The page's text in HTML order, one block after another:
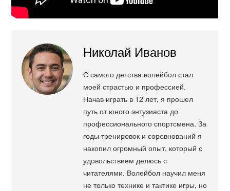
Николай Иванов
С самого детства волейбол стал
моей страстью и профессией.
Начав играть в 12 лет, я прошел
путь от юного энтузиаста до
профессионального спортсмена. За
годы тренировок и соревнований я
накопил огромный опыт, который с
удовольствием делюсь с
читателями. Волейбол научил меня
не только технике и тактике игры, но